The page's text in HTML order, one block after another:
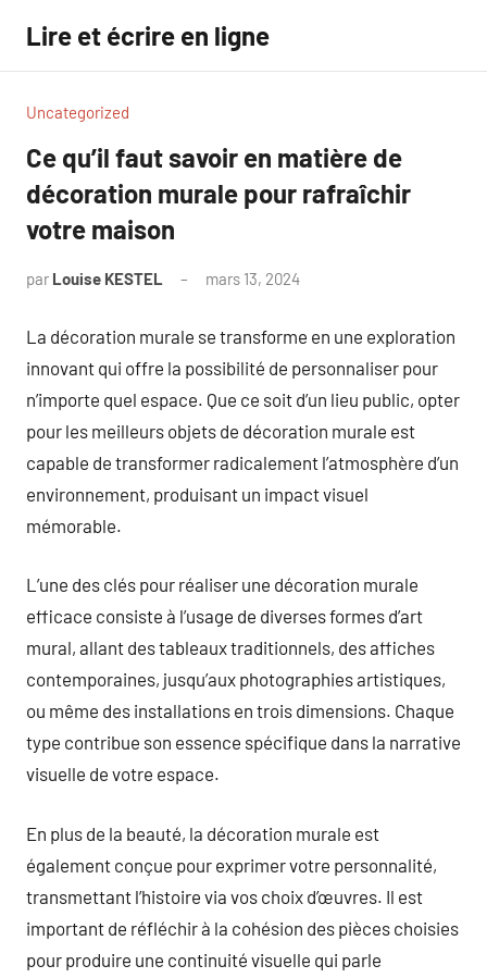
contenu
Lire et écrire en ligne
Uncategorized
Ce qu’il faut savoir en matière de
décoration murale pour rafraîchir
votre maison
par Louise KESTEL mars 13, 2024
La décoration murale se transforme en une exploration
innovant qui offre la possibilité de personnaliser pour
n’importe quel espace. Que ce soit d’un lieu public, opter
pour les meilleurs objets de décoration murale est
capable de transformer radicalement l’atmosphère d’un
environnement, produisant un impact visuel
mémorable.
L’une des clés pour réaliser une décoration murale
efficace consiste à l’usage de diverses formes d’art
mural, allant des tableaux traditionnels, des affiches
contemporaines, jusqu’aux photographies artistiques,
ou même des installations en trois dimensions. Chaque
type contribue son essence spécifique dans la narrative
visuelle de votre espace.
En plus de la beauté, la décoration murale est
également conçue pour exprimer votre personnalité,
transmettant l’histoire via vos choix d’œuvres. Il est
important de réfléchir à la cohésion des pièces choisies
pour produire une continuité visuelle qui parle